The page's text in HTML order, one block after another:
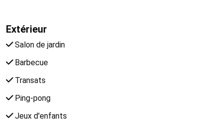
Extérieur
Salon de jardin
Barbecue
Transats
Ping-pong
Jeux d'enfants